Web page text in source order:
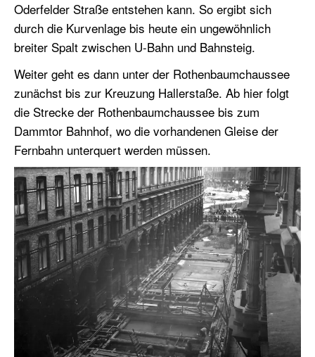
Oderfelder Straße entstehen kann. So ergibt sich
durch die Kurvenlage bis heute ein ungewöhnlich
breiter Spalt zwischen U-Bahn und Bahnsteig.
Weiter geht es dann unter der Rothenbaumchaussee
zunächst bis zur Kreuzung Hallerstaße. Ab hier folgt
die Strecke der Rothenbaumchaussee bis zum
Dammtor Bahnhof, wo die vorhandenen Gleise der
Fernbahn unterquert werden müssen.